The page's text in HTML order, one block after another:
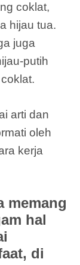
coklat,
hijau tua.
juga
putih
arti dan
oleh
kerja
memang
hal
di